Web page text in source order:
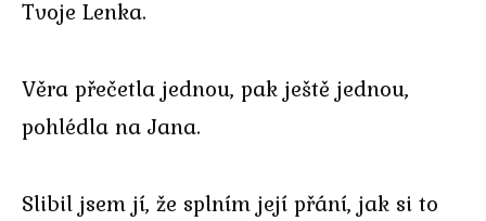
Tvoje Lenka.
Věra přečetla jednou, pak ještě jednou,
pohlédla na Jana.
Slibil jsem jí, že splním její přání, jak si to